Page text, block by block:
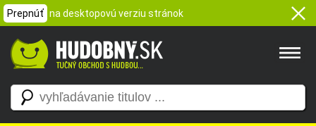
Prepnúť na desktopovú verziu stránok